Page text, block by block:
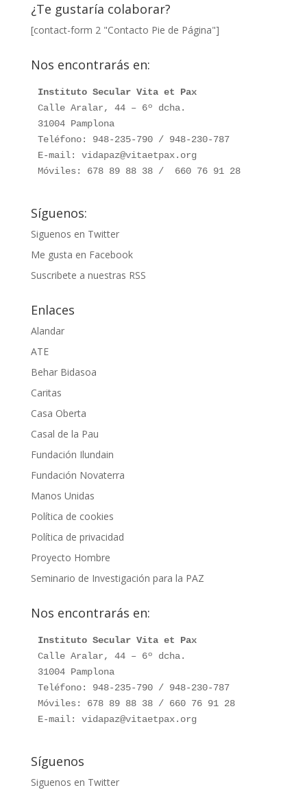
¿Te gustaría colaborar?
[contact-form 2 "Contacto Pie de Página"]
Nos encontrarás en:
Instituto Secular Vita et Pax
Calle Aralar, 44 – 6º dcha.
31004 Pamplona
Teléfono: 948-235-790 / 948-230-787
E-mail: vidapaz@vitaetpax.org
Móviles: 678 89 88 38 /  660 76 91 28
Síguenos:
Siguenos en Twitter
Me gusta en Facebook
Suscribete a nuestras RSS
Enlaces
Alandar
ATE
Behar Bidasoa
Caritas
Casa Oberta
Casal de la Pau
Fundación Ilundain
Fundación Novaterra
Manos Unidas
Política de cookies
Política de privacidad
Proyecto Hombre
Seminario de Investigación para la PAZ
Nos encontrarás en:
Instituto Secular Vita et Pax
Calle Aralar, 44 – 6º dcha.
31004 Pamplona
Teléfono: 948-235-790 / 948-230-787
Móviles: 678 89 88 38 / 660 76 91 28
E-mail: vidapaz@vitaetpax.org
Síguenos
Siguenos en Twitter